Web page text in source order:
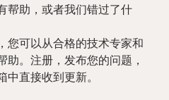
帮助，或者我们错过了什
您可以从合格的技术专家和
助。注册，发布您的问题，
直接收到更新。